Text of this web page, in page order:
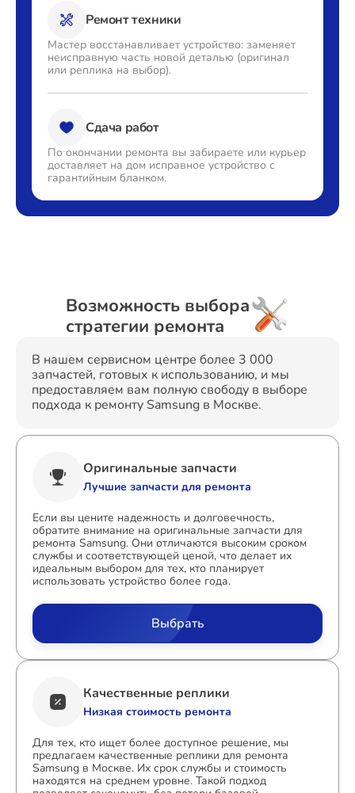
Ремонт техники
Мастер восстанавливает устройство: заменяет
неисправную часть новой деталью (оригинал
или реплика на выбор).
Сдача работ
По окончании ремонта вы забираете или курьер
доставляет на дом исправное устройство с
гарантийным бланком.
Возможность выбора
стратегии ремонта
В нашем сервисном центре более 3 000
запчастей, готовых к использованию, и мы
предоставляем вам полную свободу в выборе
подхода к ремонту Samsung в Москве.
Оригинальные запчасти
Лучшие запчасти для ремонта
Если вы цените надежность и долговечность,
обратите внимание на оригинальные запчасти для
ремонта Samsung. Они отличаются высоким сроком
службы и соответствующей ценой, что делает их
идеальным выбором для тех, кто планирует
использовать устройство более года.
Выбрать
Качественные реплики
Низкая стоимость ремонта
Для тех, кто ищет более доступное решение, мы
предлагаем качественные реплики для ремонта
Samsung в Москве. Их срок службы и стоимость
находятся на среднем уровне. Такой подход